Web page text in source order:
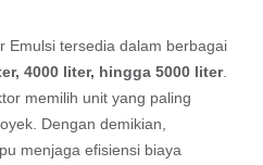
Emulsi tersedia dalam berbagai
4000 liter, hingga 5000 liter.
memilih unit yang paling
Dengan demikian,
menjaga efisiensi biaya